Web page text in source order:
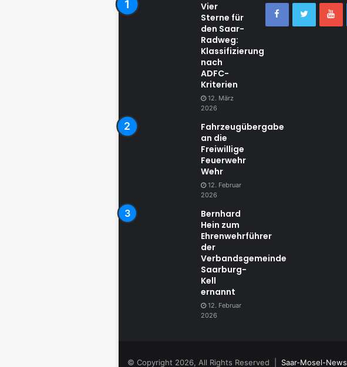
Vier
Sterne für
den Saar-
Radweg:
Klassifizierung
nach
ADFC-
Kriterien
12. März
2026
Fahrzeugübergabe
an die
Freiwillige
Feuerwehr
Wehr
12. Februar
2026
Bernhard
Hein zum
Ehrenwehrführer
der
Verbandsgemeinde
Saarburg-
Kell
ernannt
12. Februar
2026
© Copyright 2026, All Rights Reserved | Saar-Mosel-News